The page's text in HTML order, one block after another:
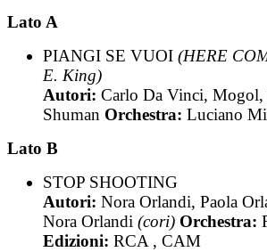
Lato A
PIANGI SE VUOI (HERE
E. King)
Autori: Carlo Da Vinci,
Shuman Orchestra: Luciano
Lato B
STOP SHOOTING
Autori: Nora Orlandi, Paola
Nora Orlandi (cori) Orchestra:
Edizioni: RCA , CAM